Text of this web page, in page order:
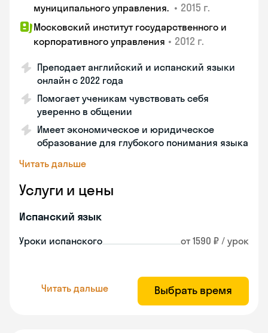
муниципального управления. • 2015 г.
Московский институт государственного и
корпоративного управления • 2012 г.
Преподает английский и испанский языки
онлайн с 2022 года
Помогает ученикам чувствовать себя
уверенно в общении
Имеет экономическое и юридическое
образование для глубокого понимания языка
Читать дальше
Услуги и цены
Испанский язык
Уроки испанского от 1590 ₽ / урок
Читать дальше Выбрать время